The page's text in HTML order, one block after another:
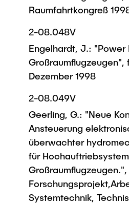
Raumfahrtkongreß
2-08.048V
Engelhardt, J.: "Power
Großraumflugzeugen",
Dezember 1998
2-08.049V
Geerling, G.: "Neue
Ansteuerung
überwachter
für
Systemtechnik,